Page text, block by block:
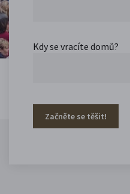
Kdy se vracíte domů?
Začněte se těšit!